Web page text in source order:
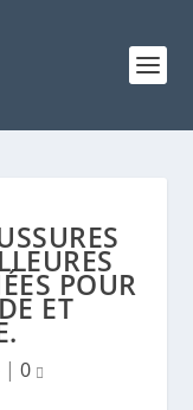
POUR
ET
| 0